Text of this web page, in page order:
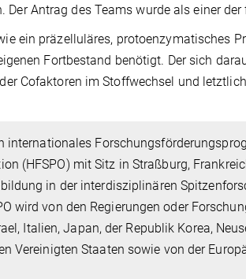
Der Antrag des Teams wurde als einer
ein präzelluläres, protoenzymatisches
Fortbestand benötigt. Der sich
Cofaktoren im Stoffwechsel und
internationales
(HFSPO) mit Sitz in Straßburg,
in der interdisziplinären
wird von den Regierungen oder
Italien, Japan, der Republik Korea,
Vereinigten Staaten sowie von der